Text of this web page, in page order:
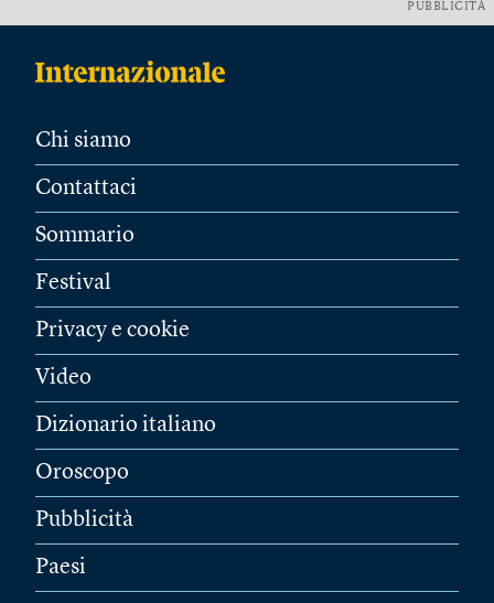
PUBBLICITÀ
Chi siamo
Contattaci
Sommario
Festival
Privacy e cookie
Video
Dizionario italiano
Oroscopo
Pubblicità
Paesi